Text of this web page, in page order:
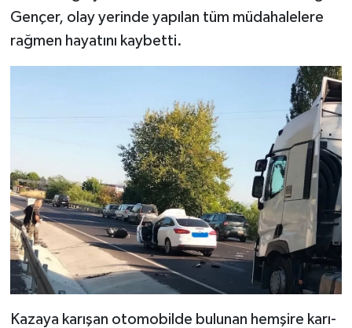
Gençer, olay yerinde yapılan tüm müdahalelere
rağmen hayatını kaybetti.
Kazaya karışan otomobilde bulunan hemşire karı-